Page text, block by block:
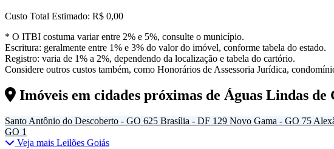
Custo Total Estimado: R$ 0,00
* O ITBI costuma variar entre 2% e 5%, consulte o município.
Escritura: geralmente entre 1% e 3% do valor do imóvel, conforme tabela do estado.
Registro: varia de 1% a 2%, dependendo da localização e tabela do cartório.
Considere outros custos também, como Honorários de Assessoria Jurídica,
Imóveis em cidades próximas de Águas Lindas de
Santo Antônio do Descoberto - GO 625 Brasília - DF 129 Novo Gama - GO 75
GO 1
Veja mais Leilões Goiás